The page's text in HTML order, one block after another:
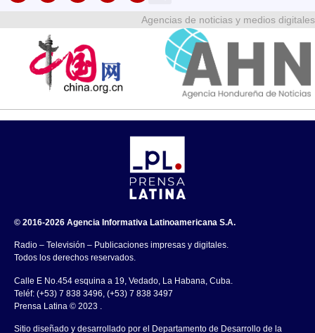
Agencias de noticias y medios digitales
© 2016-2026 Agencia Informativa Latinoamericana S.A.
Radio – Televisión – Publicaciones impresas y digitales.
Todos los derechos reservados.
Calle E No.454 esquina a 19, Vedado, La Habana, Cuba.
Teléf: (+53) 7 838 3496, (+53) 7 838 3497
Prensa Latina © 2023 .
Sitio diseñado y desarrollado por el Departamento de Desarrollo de la